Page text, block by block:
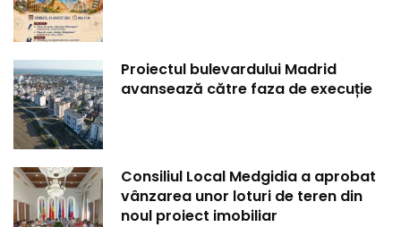
Proiectul bulevardului Madrid
avansează către faza de execuție
Consiliul Local Medgidia a aprobat
vânzarea unor loturi de teren din
noul proiect imobiliar